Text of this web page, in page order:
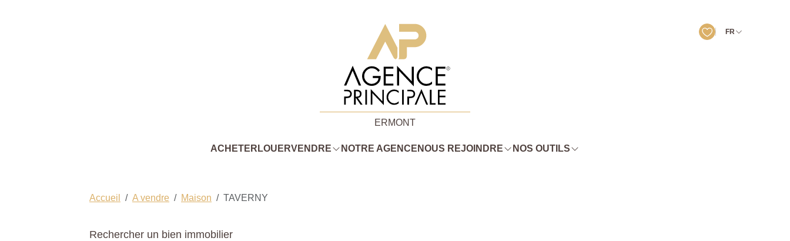
FR
ERMONT
ACHETER LOUERVENDRE NOTRE AGENCE NOUS REJOINDRE NOS OUTILS
Accueil A vendre Maison TAVERNY
Rechercher un bien immobilier